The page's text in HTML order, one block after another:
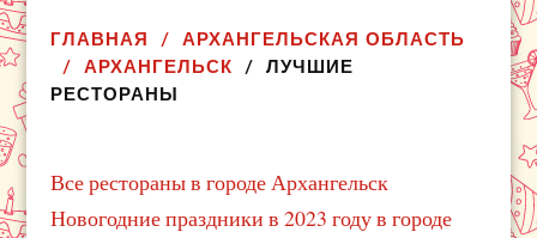
ГЛАВНАЯ
АРХАНГЕЛЬСКАЯ ОБЛАСТЬ
АРХАНГЕЛЬСК
ЛУЧШИЕ
РЕСТОРАНЫ
Все рестораны в городе Архангельск
Новогодние праздники в 2023 году в городе